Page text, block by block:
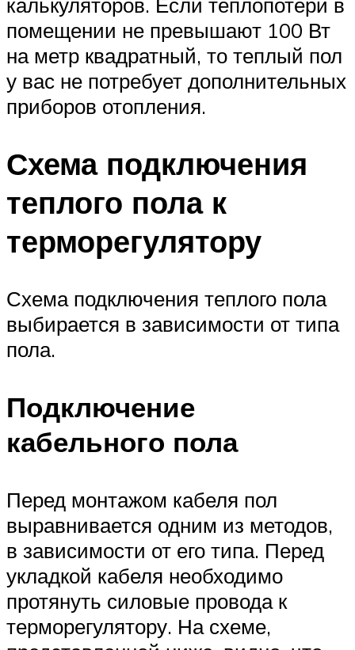
помещении не превышают 100 Вт
на метр квадратный, то теплый пол
у вас не потребует дополнительных
приборов отопления.
Схема подключения
теплого пола к
терморегулятору
Схема подключения теплого пола
выбирается в зависимости от типа
пола.
Подключение
кабельного пола
Перед монтажом кабеля пол
выравнивается одним из методов,
в зависимости от его типа. Перед
укладкой кабеля необходимо
протянуть силовые провода к
терморегулятору. На схеме,